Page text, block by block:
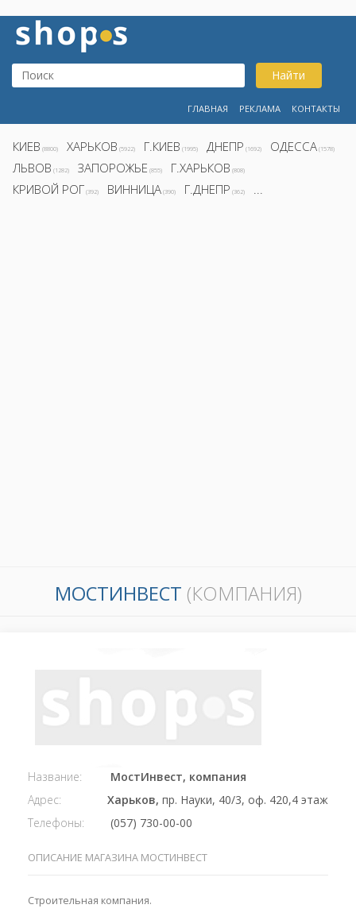
Найти
ГЛАВНАЯ РЕКЛАМА КОНТАКТЫ
КИЕВ (8800) ХАРЬКОВ (5922) Г.КИЕВ (1995) ДНЕПР (1692) ОДЕССА (1578)
ЛЬВОВ (1282) ЗАПОРОЖЬЕ (855) Г.ХАРЬКОВ (808)
КРИВОЙ РОГ (392) ВИННИЦА (390) Г.ДНЕПР (362) ...
МОСТИНВЕСТ (КОМПАНИЯ)
Название:
МостИнвест, компания
Адрес:
Харьков, пр. Науки, 40/3, оф. 420,4 этаж
Телефоны:
(057) 730-00-00
ОПИСАНИЕ МАГАЗИНА МОСТИНВЕСТ
Строительная компания.